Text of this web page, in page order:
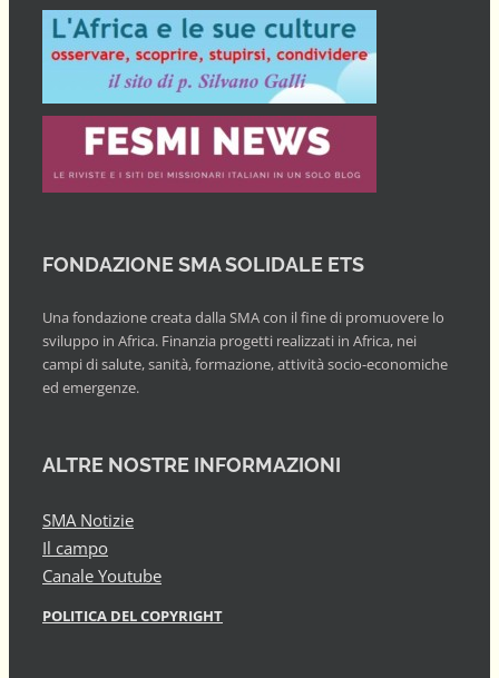
FONDAZIONE SMA SOLIDALE ETS
Una fondazione creata dalla SMA con il fine di promuovere lo
sviluppo in Africa. Finanzia progetti realizzati in Africa, nei
campi di salute, sanità, formazione, attività socio-economiche
ed emergenze.
ALTRE NOSTRE INFORMAZIONI
SMA Notizie
Il campo
Canale Youtube
POLITICA DEL COPYRIGHT